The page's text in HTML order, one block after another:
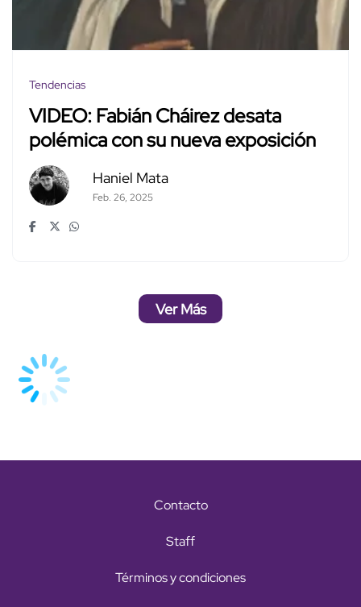
Tendencias
VIDEO: Fabián Cháirez desata
polémica con su nueva exposición
Haniel Mata
Feb. 26, 2025
Ver Más
Contacto
Staff
Términos y condiciones